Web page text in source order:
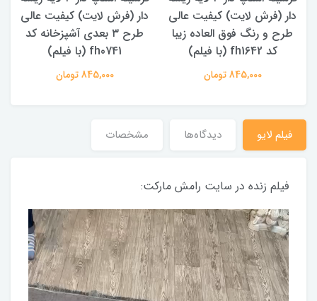
دار (فرش لایت) کیفیت عالی
طرح و رنگ فوق العاده زیبا
کد fh1642 (با فیلم)
845,000 تومان
دار (فرش لایت) کیفیت عالی
طرح ۳ بعدی آشپزخانه کد
fh0741 (با فیلم)
845,000 تومان
فیلم لایو دیدگاه‌ها مشخصات
فیلم زنده در سایت رامش مارکت: